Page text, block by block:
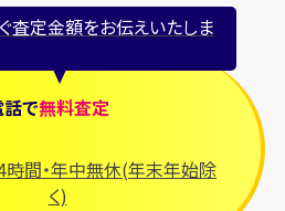
査定金額をお伝えいたしま
話で無料査定
時間・年中無休(年末年始除
く)